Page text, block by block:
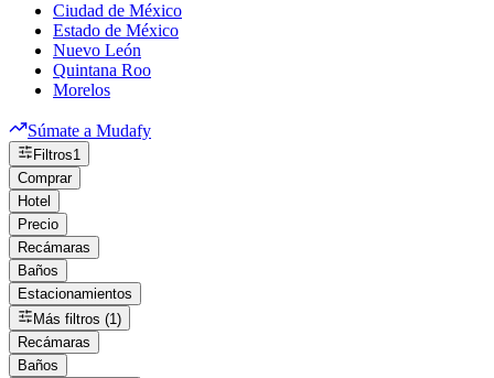
Ciudad de México
Estado de México
Nuevo León
Quintana Roo
Morelos
Súmate a Mudafy
Filtros1
Comprar
Hotel
Precio
Recámaras
Baños
Estacionamientos
Más filtros (1)
Recámaras
Baños